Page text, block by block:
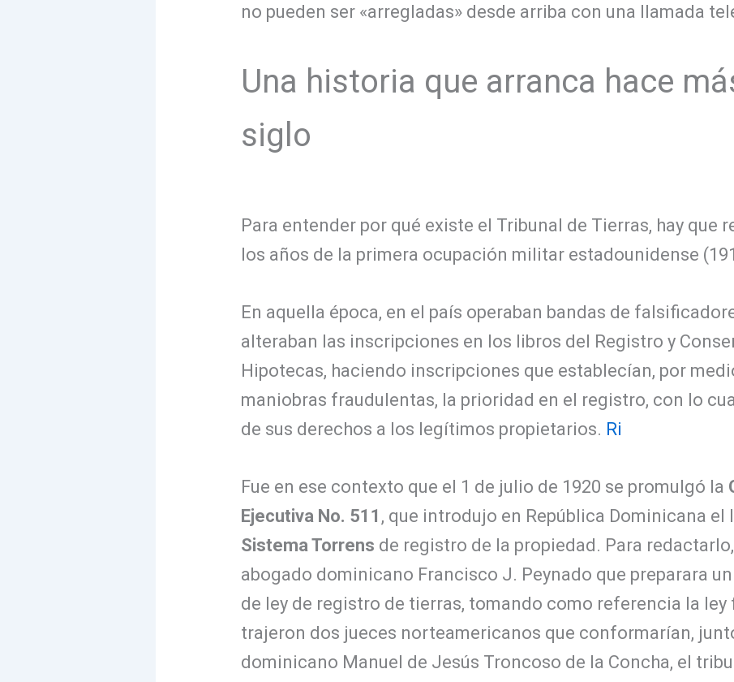
no pueden ser «arregladas» desde arriba con una llamada
Una historia que arranca hace
siglo
Para entender por qué existe el Tribunal de Tierras, hay que
los años de la primera ocupación militar estadounidense
En aquella época, en el país operaban bandas de
alteraban las inscripciones en los libros del Registro y
Hipotecas, haciendo inscripciones que establecían, por
maniobras fraudulentas, la prioridad en el registro, con lo
de sus derechos a los legítimos propietarios. Ri
Fue en ese contexto que el 1 de julio de 1920 se promulgó la
Ejecutiva No. 511 , que introdujo en República Dominicana el
Sistema Torrens de registro de la propiedad. Para
abogado dominicano Francisco J. Peynado que preparara
de ley de registro de tierras, tomando como referencia la ley
trajeron dos jueces norteamericanos que conformarían,
dominicano Manuel de Jesús Troncoso de la Concha, el